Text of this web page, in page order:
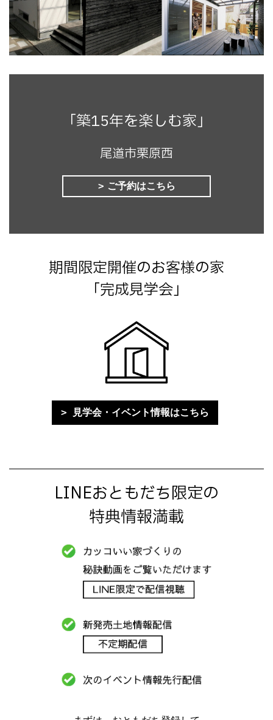
「築15年を楽しむ家」
尾道市栗原西
ご予約はこちら
期間限定開催のお客様の家
「完成見学会」
見学会・イベント情報はこちら
LINEおともだち限定の
特典情報満載